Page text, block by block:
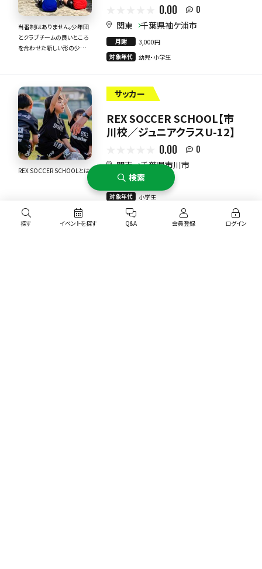
当番制はありません。少年団
とクラブチームの良いところ
を合わせた新しい形の少年
0.00 0
関東 千葉県袖ケ浦市
月謝
3,000円
対象年代
幼児・小学生
REX SOCCER SCHOOLとは
サッカー
REX SOCCER SCHOOL【市
川校／ジュニアクラスU-12】
0.00 0
関東 千葉県市川市
月謝
7,700円
対象年代
小学生
検索
探す イベントを探す Q&A 会員登録 ログイン